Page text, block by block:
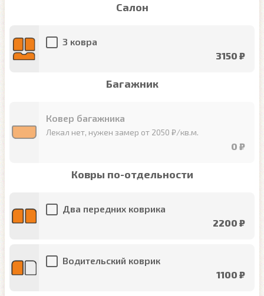
Салон
3 ковра
3150 ₽
Багажник
Ковер багажника
Лекал нет, нужен замер от 2050 ₽/кв.м.
0 ₽
Ковры по-отдельности
Два передних коврика
2200 ₽
Водительский коврик
1100 ₽